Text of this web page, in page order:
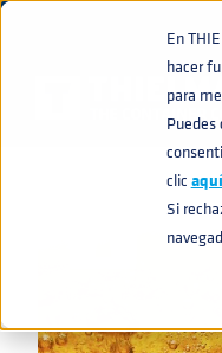
En
hacer
para
clic aquí
Si
BASE DE